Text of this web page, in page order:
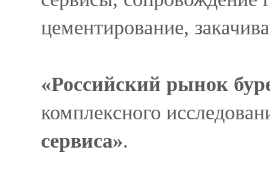
цементирование,
«Российский рынок
комплексного
сервиса».